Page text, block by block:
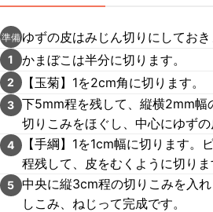
準備 ゆずの皮はみじん切りにしておき
1 かまぼこは半分に切ります。
2 【玉菊】1を2cm角に切ります。
3 下5mm程を残して、縦横2mm幅
切りこみをほぐし、中心にゆずの
4
【手綱】1を1cm幅に切ります。
程残して、皮をむくように切りま
5 中央に縦3cm程の切りこみを入
しこみ、ねじって完成です。